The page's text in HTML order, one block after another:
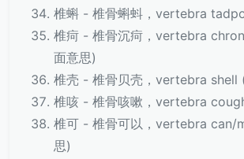
椎蝌 - 椎骨蝌蚪，vertebra
椎疴 - 椎骨沉疴，vertebra
面意思)
椎壳 - 椎骨贝壳，vertebra shell
椎咳 - 椎骨咳嗽，vertebra
椎可 - 椎骨可以，vertebra can/
思)